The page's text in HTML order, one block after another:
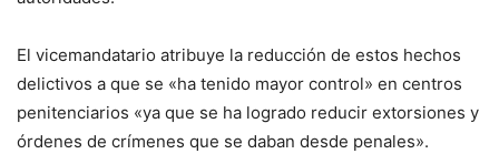
El vicemandatario atribuye la reducción de estos hechos
delictivos a que se «ha tenido mayor control» en centros
penitenciarios «ya que se ha logrado reducir extorsiones y
órdenes de crímenes que se daban desde penales».